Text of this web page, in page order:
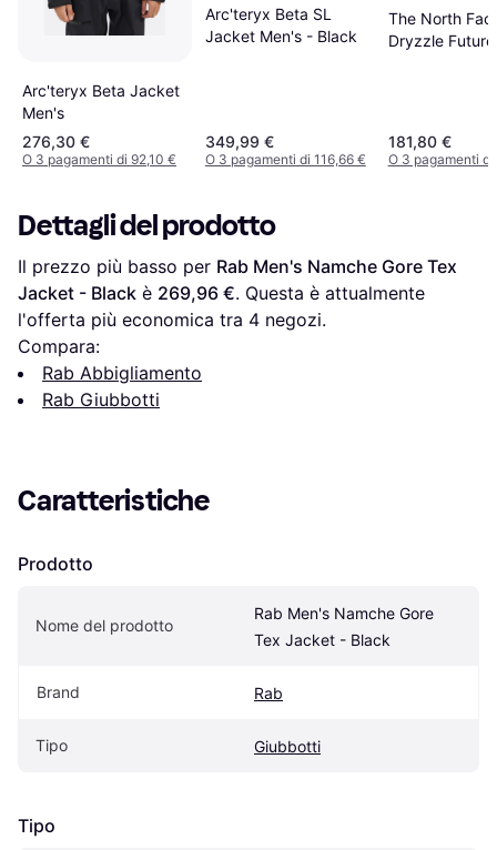
Arc'teryx Beta Jacket
Men's
276,30 €
O 3 pagamenti di 92,10 €
Arc'teryx Beta SL
Jacket Men's - Black
349,99 €
O 3 pagamenti di 116,66 €
The North
Dryzzle
181,80 €
O 3 pagamenti
Dettagli del prodotto
Il prezzo più basso per Rab Men's Namche Gore Tex
Jacket - Black è 269,96 €. Questa è attualmente
l'offerta più economica tra 4 negozi.
Compara:
Rab Abbigliamento
Rab Giubbotti
Caratteristiche
Prodotto
Nome del prodotto
Rab Men's Namche Gore
Tex Jacket - Black
Brand Rab
Tipo Giubbotti
Tipo